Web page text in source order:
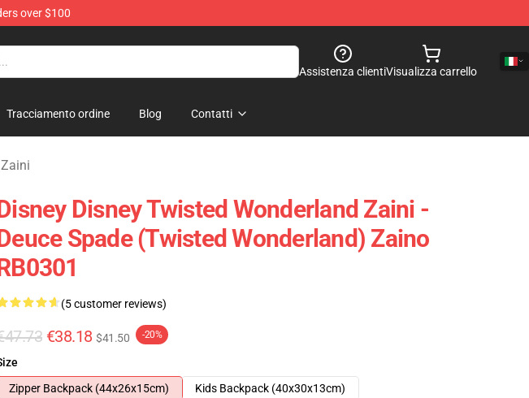
over $100
Assistenza clientiVisualizza carrello
Tracciamento ordine Blog Contatti
Disney Twisted Wonderland Zaini -
Spade (Twisted Wonderland) Zaino
(5 customer reviews)
€38.18 $41.50 -20%
Zipper Backpack (44x26x15cm)
Kids Backpack (40x30x13cm)